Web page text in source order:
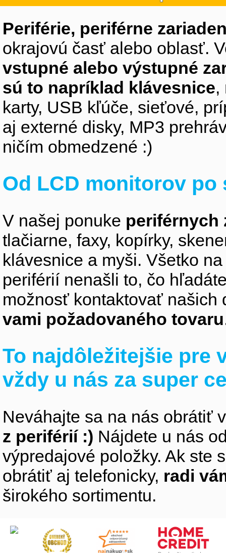
Periférie, periférne
okrajovú časť alebo oblasť.
vstupné alebo výstupné
sú to napríklad klávesnice,
karty, USB kľúče, sieťové,
aj externé disky, MP3
ničím obmedzené :)
Od LCD monitorov
V našej ponuke periférnych
tlačiarne, faxy, kopírky,
klávesnice a myši. Všetko
periférií nenašli to, čo
možnosť kontaktovať
vami požadovaného tovaru
To najdôležitejšie pre
vždy u nás za super
Neváhajte sa na nás obrátiť
z periférií :) Nájdete u nás
výpredajové položky. Ak ste
obrátiť aj telefonicky, radi
širokého sortimentu.